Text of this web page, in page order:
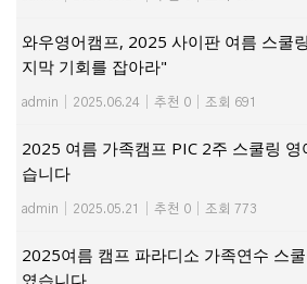
와우영어캠프, 2025 사이판 여름 스쿨
지막 기회를 잡아라"
admin 2025.06.24 추천 0 조회 691
2025 여름 가족캠프 PIC 2주 스쿨링 영
습니다
admin 2025.05.21 추천 0 조회 773
2025여름 캠프 파라디소 가족연수 스
였습니다.